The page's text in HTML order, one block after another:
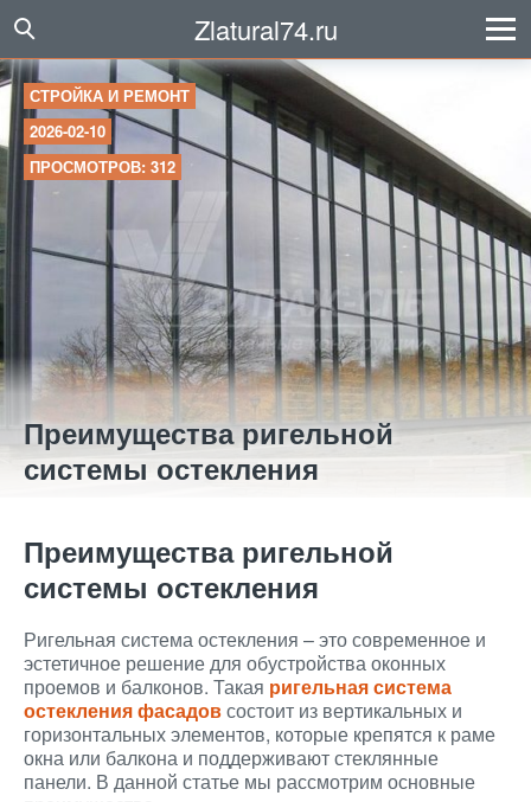
Zlatural74.ru
СТРОЙКА И РЕМОНТ
2026-02-10
ПРОСМОТРОВ: 312
Преимущества ригельной
системы остекления
Преимущества ригельной
системы остекления
Ригельная система остекления – это современное и
эстетичное решение для обустройства оконных
проемов и балконов. Такая ригельная система
остекления фасадовсостоит из вертикальных и
горизонтальных элементов, которые крепятся к раме
окна или балкона и поддерживают стеклянные
панели. В данной статье мы рассмотрим основные